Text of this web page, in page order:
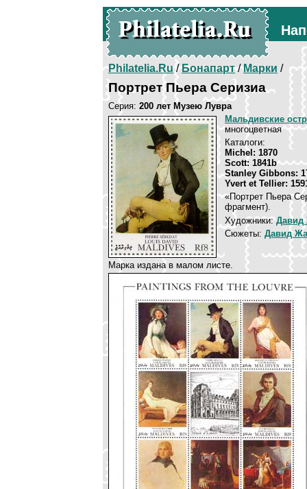
Philatelia.Ru/Бонапарт/Марки /
Портрет Пьера Серизиа
Серия: 200 лет Музею Лувра
Мальдивские
многоцветная
Каталоги:
Michel: 1870
Scott: 1841b
Stanley Gibbons:
Yvert et Tellier:
«Портрет Пьера
фрагмент).
Художники:Давид
Сюжеты: Давид
Марка издана в малом листе.